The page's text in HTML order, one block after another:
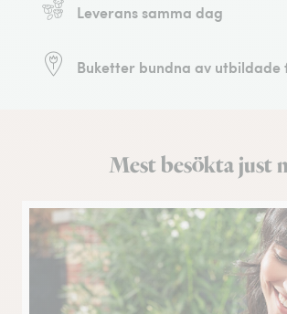
Leverans samma dag
Buketter bundna av
Mest besökta just